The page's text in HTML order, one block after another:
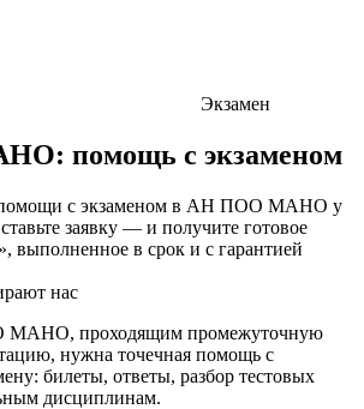
Экзамен
помощь с экзаменом
помощи с экзаменом в АН ПОО МАНО у
заявку — и получите готовое
выполненное в срок и с гарантией
нас
МАНО, проходящим промежуточную
нужна точечная помощь с
билеты, ответы, разбор тестовых
дисциплинам.